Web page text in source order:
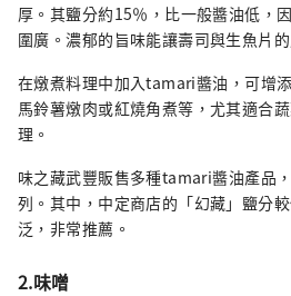
厚。其鹽分約15％，比一般醬油低，
圍廣。濃郁的旨味能讓壽司與生魚片
在燉煮料理中加入tamari醬油，可增
馬鈴薯燉肉或紅燒角煮等，尤其適合
理。
味之藏武豐販售多種tamari醬油產品
列。其中，中定商店的「幻藏」鹽分
泛，非常推薦。
2.味噌